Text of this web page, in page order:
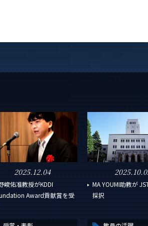
2025.12.04
峻佑准教授がKDDI
Award貢献賞を受
MA YOUMI助教が
採択